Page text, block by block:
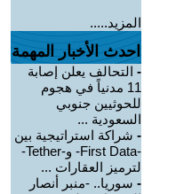
المزيد.....
احدث الأخبار المهمة
- التحالف يعلن إصابة
11 مدنياً في هجوم
للحوثيين جنوبي
السعودية ...
- شراكة استراتيجية بين
-First Data- و-Tether-
لترميز العقارات ...
- سوريا.. -منبر أنصار